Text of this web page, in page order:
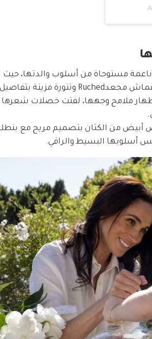
ناعمة مستوحاة من أسلوب والدتها، حيث
ملامح وجهها، لفتت خصلات شعرها
أبيض من الكتان بتصميم مريح مع
أسلوبها البسيط والراقي.